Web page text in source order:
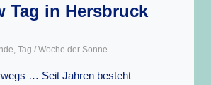
Tag in Hersbruck
, Tag / Woche der Sonne
… Seit Jahren besteht